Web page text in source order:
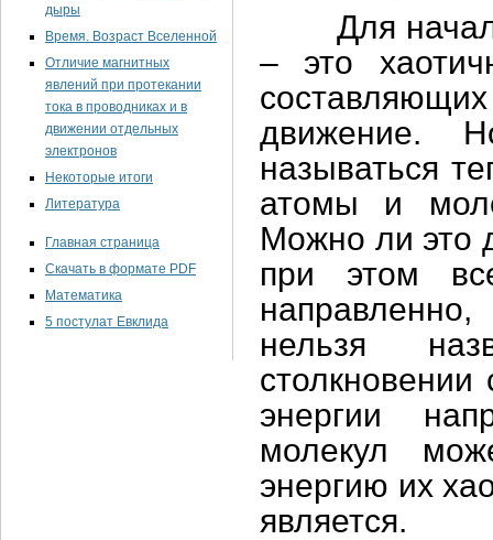
дыры
Время. Возраст Вселенной
Отличие магнитных
явлений при протекании
тока в проводниках и в
движении отдельных
электронов
Некоторые итоги
Литература
Главная страница
Скачать в формате PDF
Математика
5 постулат Евклида
Для начала
– это
движение.
называться
атомы и
Можно ли это
при этом
нельзя
столкновении
энергии
молекул
энергию их
является.